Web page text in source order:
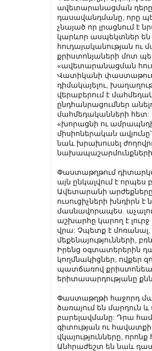
ավետարանացման
դասավանդմանը, որը
չնայած որ լրացնում է
կարևոր ասպեկտներ են
հուդայականության ու
քրիստոնյաների մոտ
«ավետարանացման
Վատիկանի
դիմակայելու,
վերաբերում է
ընդհանրացումներ
մահմեդականների հետ:
«խորացնի ու
միսիոներական
նաև խրախուսել
Փաստաթղթում
այն ընկալվում է
Ավետարանի
ուսուցիչների խնդիրն
մասնավորապես.
աշխարհը կարող է
վրա: Չպետք է մոռանալ,
մեքենայությունների,
Իրենց օգտատերերին
կողմնակիցներ, ովքեր
պատճառով
երիտասարդությանը
Փաստաթղթի հաջորդ
ծառայում են մարդուն
բարելավմանը: Դրա
գիտության ու
վկայությունները,
Անհրաժեշտ են նաև